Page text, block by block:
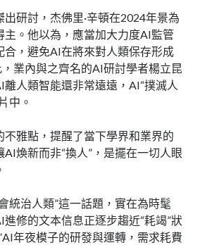
研討，杰佛里·辛頓在2024年景為
主。他以為，應當加大力度AI監管
合，避免AI在將來對人類保存形成
，業內與之齊名的AI研討學者楊立昆
人類智能還非常遠遠，AI“撲滅人
中。
不雅點，提醒了當下學界和業界的
煥新而非“換人”，是擺在一切人眼
統治人類”這一話題，實在為時髦
修的文本信息正逐步趨近“耗竭”狀
年夜模子的研發與運轉，需求耗費